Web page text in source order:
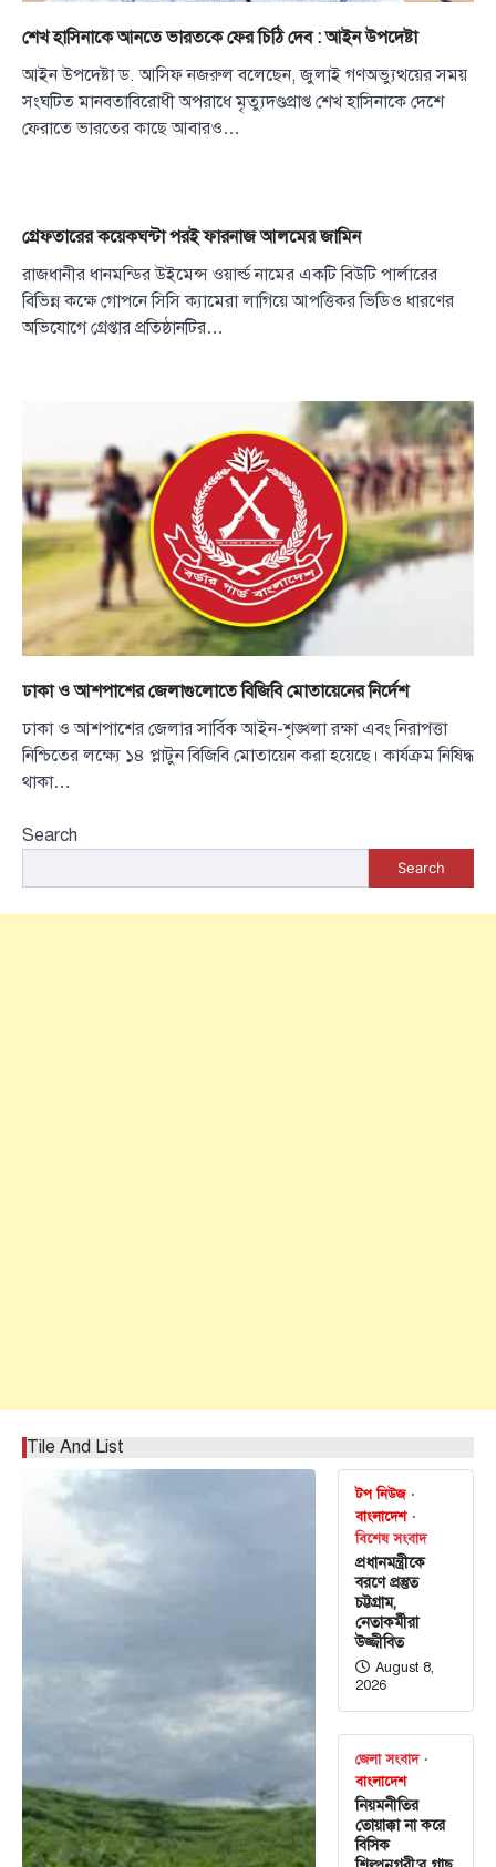
শেখ হাসিনাকে আনতে ভারতকে ফের চিঠি দেব : আইন উপদেষ্টা
আইন উপদেষ্টা ড. আসিফ নজরুল বলেছেন, জুলাই গণঅভ্যুত্থয়ের সময়
সংঘটিত মানবতাবিরোধী অপরাধে মৃত্যুদণ্ডপ্রাপ্ত শেখ হাসিনাকে দেশে
ফেরাতে ভারতের কাছে আবারও…
গ্রেফতারের কয়েকঘন্টা পরই ফারনাজ আলমের জামিন
রাজধানীর ধানমন্ডির উইমেন্স ওয়ার্ল্ড নামের একটি বিউটি পার্লারের
বিভিন্ন কক্ষে গোপনে সিসি ক্যামেরা লাগিয়ে আপত্তিকর ভিডিও ধারণের
অভিযোগে গ্রেপ্তার প্রতিষ্ঠানটির…
ঢাকা ও আশপাশের জেলাগুলোতে বিজিবি মোতায়েনের নির্দেশ
ঢাকা ও আশপাশের জেলার সার্বিক আইন-শৃঙ্খলা রক্ষা এবং নিরাপত্তা
নিশ্চিতের লক্ষ্যে ১৪ প্লাটুন বিজিবি মোতায়েন করা হয়েছে। কার্যক্রম নিষিদ্ধ
থাকা…
Search
Search
Tile And List
টপ নিউজ
বাংলাদেশ
বিশেষ সংবাদ
প্রধানমন্ত্রীকে
বরণে প্রস্তুত
চট্টগ্রাম,
নেতাকর্মীরা
উজ্জীবিত
August 8,
2026
জেলা সংবাদ
বাংলাদেশ
নিয়মনীতির
তোয়াক্কা না করে
বিসিক